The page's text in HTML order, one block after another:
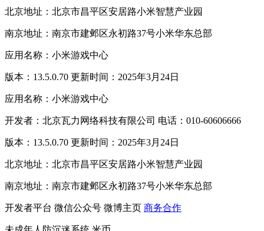
北京地址：北京市昌平区安居路小米智慧产业园
南京地址：南京市建邺区永初路37号小米华东总部
应用名称：小米游戏中心
版本：13.5.0.70 更新时间：2025年3月24日
应用名称：小米游戏中心
开发者：北京瓦力网络科技有限公司 电话：010-60606666
版本：13.5.0.70 更新时间：2025年3月24日
北京地址：北京市昌平区安居路小米智慧产业园
南京地址：南京市建邺区永初路37号小米华东总部
开发者平台 微信公众号 微博主页 商务合作